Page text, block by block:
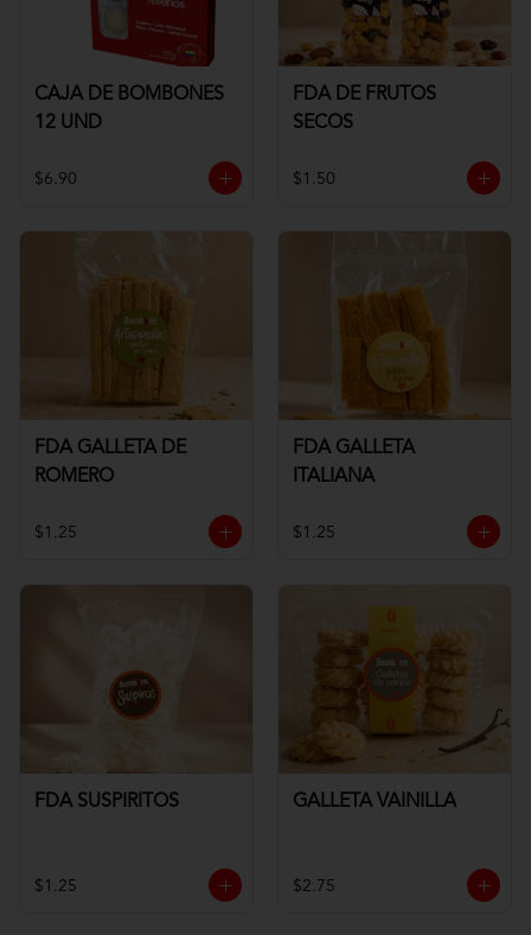
CAJA DE BOMBONES
12 UND
$6.90
FDA DE FRUTOS
SECOS
$1.50
FDA GALLETA DE
ROMERO
$1.25
FDA GALLETA
ITALIANA
$1.25
FDA SUSPIRITOS
$1.25
GALLETA VAINILLA
$2.75